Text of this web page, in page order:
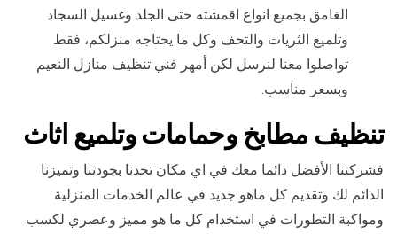
الغامق بجميع انواع اقمشته حتى الجلد وغسيل السجاد
وتلميع الثريات والتحف وكل ما يحتاجه منزلكم، فقط
تواصلوا معنا لنرسل لكن أمهر فني تنظيف منازل النعيم
وبسعر مناسب.
تنظيف مطابخ وحمامات وتلميع اثاث
فشركتنا الأفضل دائما معك في اي مكان تحدنا بجودتنا وتميزنا
الدائم لك وتقديم كل ماهو جديد في عالم الخدمات المنزلية
ومواكبة التطورات في استخدام كل ما هو مميز وعصري لكسب